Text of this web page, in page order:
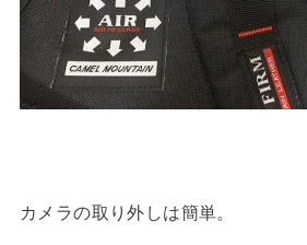
カメラの取り外しは簡単。